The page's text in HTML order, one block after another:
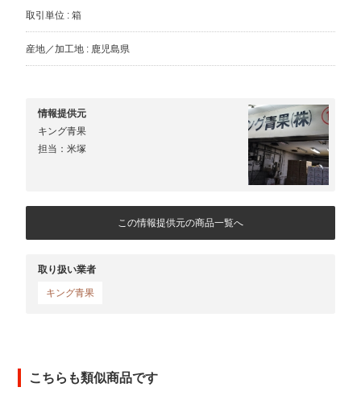
取引単位 : 箱
産地／加工地 : 鹿児島県
情報提供元
キング青果
担当：米塚
この情報提供元の商品一覧へ
取り扱い業者
キング青果
こちらも類似商品です